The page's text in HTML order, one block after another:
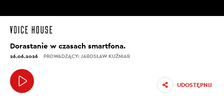
Dorastanie w czasach smartfona.
26.06.2026 PROWADZĄCY: JAROSŁAW KUŹNIAR
UDOSTĘPNIJ